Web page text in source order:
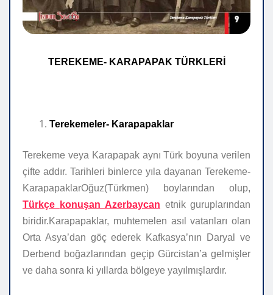
TEREKEME- KARAPAPAK TÜRKLERİ
Terekemeler- Karapapaklar
Terekeme veya Karapapak aynı Türk boyuna verilen
çifte addır. Tarihleri binlerce yıla dayanan Terekeme-
KarapapaklarOğuz(Türkmen) boylarından olup,
Türkçe konuşan Azerbaycan etnik guruplarından
biridir.Karapapaklar, muhtemelen asıl vatanları olan
Orta Asya’dan göç ederek Kafkasya’nın Daryal ve
Derbend boğazlarından geçip Gürcistan’a gelmişler
ve daha sonra ki yıllarda bölgeye yayılmışlardır.